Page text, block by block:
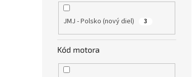
JMJ - Polsko (nový diel) 3
Kód motora